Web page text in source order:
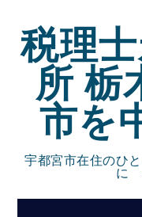
content
税理
所 栃
市を
宇都宮市在住のひ
に